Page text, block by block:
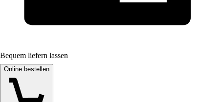
Bequem liefern lassen
Online bestellen